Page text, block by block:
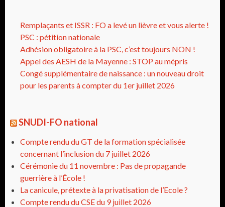
Remplaçants et ISSR : FO a levé un lièvre et vous alerte !
PSC : pétition nationale
Adhésion obligatoire à la PSC, c’est toujours NON !
Appel des AESH de la Mayenne : STOP au mépris
Congé supplémentaire de naissance : un nouveau droit
pour les parents à compter du 1er juillet 2026
SNUDI-FO national
Compte rendu du GT de la formation spécialisée
concernant l’inclusion du 7 juillet 2026
Cérémonie du 11 novembre : Pas de propagande
guerrière à l’École !
La canicule, prétexte à la privatisation de l’Ecole ?
Compte rendu du CSE du 9 juillet 2026